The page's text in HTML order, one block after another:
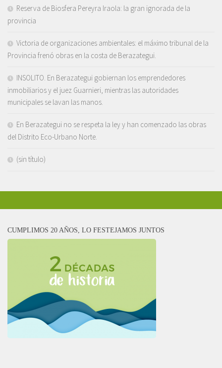
Reserva de Biosfera Pereyra Iraola: la gran ignorada de la
provincia
Victoria de organizaciones ambientales: el máximo tribunal de la
Provincia frenó obras en la costa de Berazategui.
INSOLITO. En Berazategui gobiernan los emprendedores
inmobiliarios y el juez Guarnieri, mientras las autoridades
municipales se lavan las manos.
En Berazategui no se respeta la ley y han comenzado las obras
del Distrito Eco-Urbano Norte.
(sin título)
CUMPLIMOS 20 AÑOS, LO FESTEJAMOS JUNTOS